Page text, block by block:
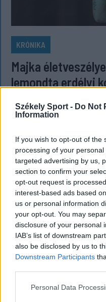
Székely Sport - Do Not
Information
If you wish to opt-out of the
processing of your
targeted advertising by us,
section to confirm your
opt-out request is
interest-based ads based
us or personal information
your opt-out. You may
disclosure of your personal
IAB’s list of downstream
also be disclosed by us to
Downstream Participants
Personal Data
KRÓNIKA
Majka
lemondta erdélyi
Majka életveszélyes
lemondta a
jelentette be.